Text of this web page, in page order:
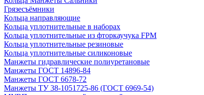
Грязесъёмники
Кольца направляющие
Кольца уплотнительные в наборах
Кольца уплотнительные из фторкаучука FPM
Кольца уплотнительные резиновые
Кольца уплотнительные силиконовые
Манжеты гидравлические полиуретановые
Манжеты ГОСТ 14896-84
Манжеты ГОСТ 6678-72
Манжеты ТУ 38-1051725-86 (ГОСТ 6969-54)